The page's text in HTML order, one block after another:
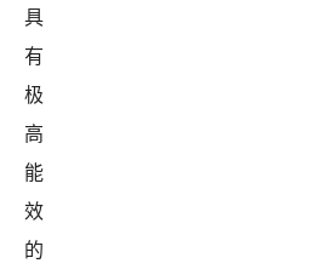
具
有
极
高
能
效
的